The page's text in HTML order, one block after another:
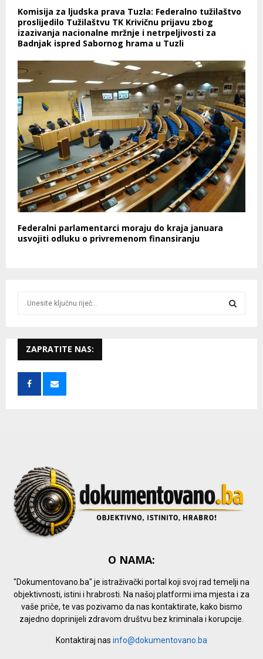
Komisija za ljudska prava Tuzla: Federalno tužilaštvo
proslijedilo Tužilaštvu TK Krivičnu prijavu zbog
izazivanja nacionalne mržnje i netrpeljivosti za
Badnjak ispred Sabornog hrama u Tuzli
Federalni parlamentarci moraju do kraja januara
usvojiti odluku o privremenom finansiranju
h
f
r
ZAPRATITE NAS:
O NAMA:
"Dokumentovano.ba" je istraživački portal koji svoj rad temelji na
objektivnosti, istini i hrabrosti. Na našoj platformi ima mjesta i za
vaše priče, te vas pozivamo da nas kontaktirate, kako bismo
zajedno doprinijeli zdravom društvu bez kriminala i korupcije.
Kontaktiraj nas info@dokumentovano.ba